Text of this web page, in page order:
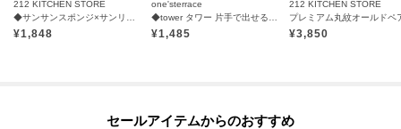
212 KITCHEN STORE
¥1,848
one'sterrace
¥1,485
212 KITCHEN STORE
¥3,850
セールアイテムからのおすすめ